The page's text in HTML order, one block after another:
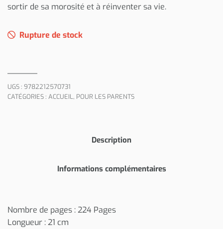
sortir de sa morosité et à réinventer sa vie.
Rupture de stock
UGS : 9782212570731
CATÉGORIES : ACCUEIL, POUR LES PARENTS
Description
Informations complémentaires
Nombre de pages : 224 Pages
Longueur : 21 cm